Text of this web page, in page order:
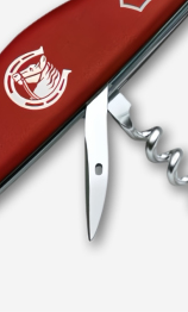
Gravură
-10%